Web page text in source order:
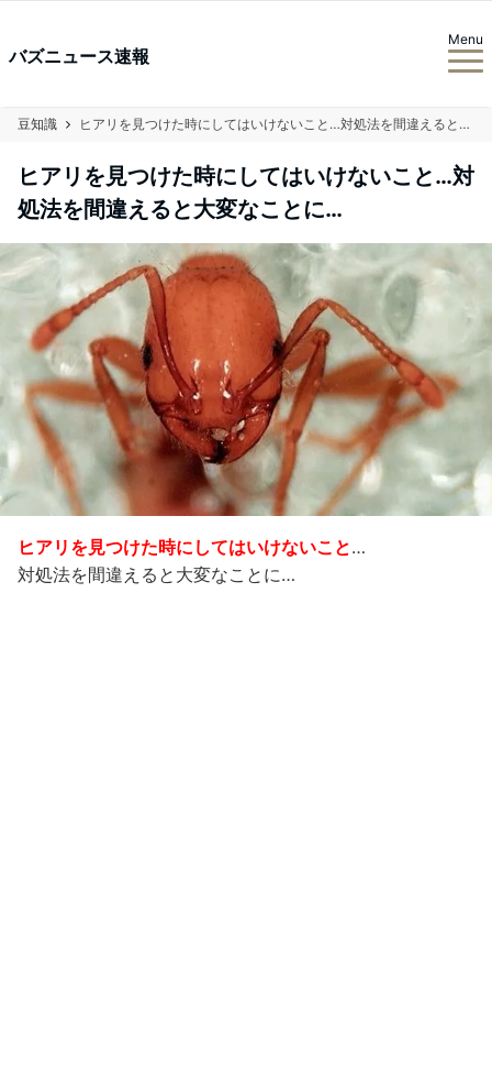
バズニュース速報
Menu
豆知識 ヒアリを見つけた時にしてはいけないこと…対処法を間違えると大変なことに…
ヒアリを見つけた時にしてはいけないこと…対
処法を間違えると大変なことに…
ヒアリを見つけた時にしてはいけないこと…
対処法を間違えると大変なことに…